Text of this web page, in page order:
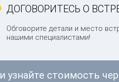
ДОГОВОРИТЕСЬ О
Обговорите детали и место
нашими специалистами!
и узнайте стоимость